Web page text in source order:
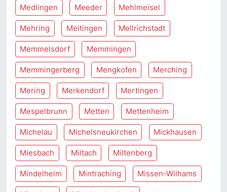
Medlingen Meeder Mehlmeisel
Mehring Meitingen Mellrichstadt
Memmelsdorf Memmingen
Memmingerberg Mengkofen Merching
Mering Merkendorf Mertingen
Mespelbrunn Metten Mettenheim
Michelau Michelsneukirchen Mickhausen
Miesbach Miltach Miltenberg
Mindelheim Mintraching Missen-Wilhams